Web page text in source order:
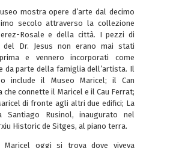
mostra opere d’arte dal decimo
secolo attraverso la collezione
Rosale e della città. I pezzi di
del Dr. Jesus non erano mai stati
e vennero incorporati come
da parte della famiglia dell’artista. Il
include il Museo Maricel; il Can
che connette il Maricel e il Cau Ferrat;
di fronte agli altri due edifici; La
Santiago Rusinol, inaugurato nel
Historic de Sitges, al piano terra.
Maricel oggi si trova dove viveva